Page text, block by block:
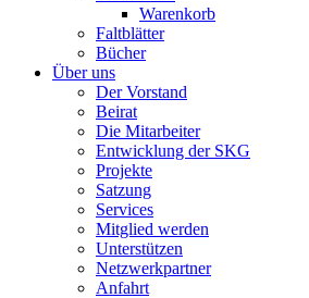
Warenkorb
Faltblätter
Bücher
Über uns
Der Vorstand
Beirat
Die Mitarbeiter
Entwicklung der SKG
Projekte
Satzung
Services
Mitglied werden
Unterstützen
Netzwerkpartner
Anfahrt